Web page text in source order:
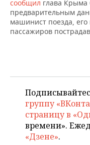
ONLINE-
ОТКРЫТАЯ ЛЕКЦИЯ
ХОККЕЙ
БАСКЕТБОЛ
ФИГУРНОЕ
ВОДНЫЕ ВИДЫ
ВЛАСТЬ
ИНФРАСТРУКТУРА
МЕДИЦИНА
ОБРАЗОВАНИЕ
СЮЖЕТЫ
СПРАВОЧНИК
сообщил глава Крыма
предварительным
машинист поезда,
пассажиров
группу
страницу в
времени».
«Дзене».